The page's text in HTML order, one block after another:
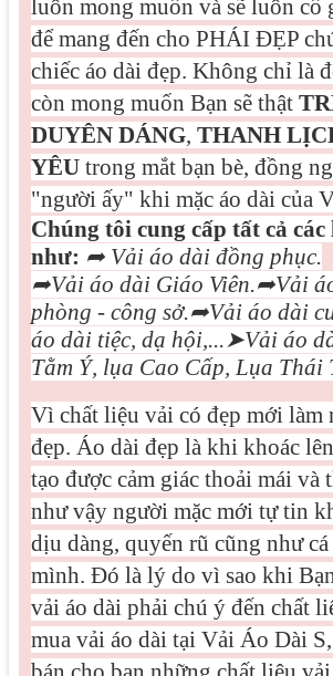
luôn mong muốn và sẽ luôn cố
để mang đến cho PHÁI ĐẸP
chiếc áo dài đẹp. Không chỉ là
còn mong muốn Bạn sẽ thật
DUYÊN DÁNG, THANH
YÊUtrong mắt bạn bè, đồng
"người ấy" khi mặc áo dài của
Chúng tôi cung cấp tất cả
như: ➦Vải áo dài đồng phục.
➦Vải áo dài Giáo Viên.➦Vải
phòng - công sở.➦Vải áo dài
áo dài tiệc, dạ hội,...➤Vải áo
Tằm Ý, lụa Cao Cấp, Lụa Thái
Vìchất liệu vải có đẹp mới làm
đẹp. Áo dài đẹp là khi khoác
tạo được cảm giác thoải mái và
như vậy người mặc mới tự tin
dịu dàng, quyến rũ cũng như
mình. Đó là lý do vì sao khi
vải áo dài phải chú ý đến chất
mua vải áo dài tại Vải Áo Dài